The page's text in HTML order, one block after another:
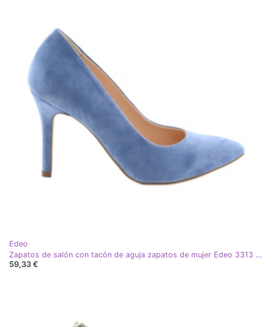
Edeo
Zapatos de salón con tacón de aguja zapatos de mujer Edeo 3313 azul
59,33 €